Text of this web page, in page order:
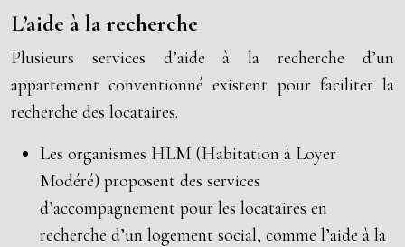
L’aide à la recherche
Plusieurs services d’aide à la recherche d’un
appartement conventionné existent pour faciliter la
recherche des locataires.
Les organismes HLM (Habitation à Loyer
Modéré) proposent des services
d’accompagnement pour les locataires en
recherche d’un logement social, comme l’aide à la